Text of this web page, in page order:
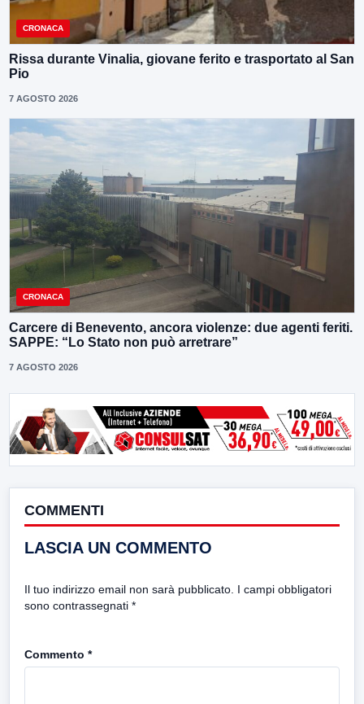
CRONACA
Rissa durante Vinalia, giovane ferito e trasportato al San
Pio
7 AGOSTO 2026
CRONACA
Carcere di Benevento, ancora violenze: due agenti feriti.
SAPPE: “Lo Stato non può arretrare”
7 AGOSTO 2026
COMMENTI
LASCIA UN COMMENTO
Il tuo indirizzo email non sarà pubblicato. I campi obbligatori
sono contrassegnati *
Commento *